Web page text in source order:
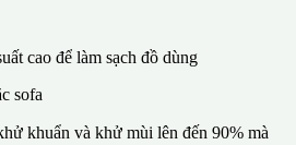
cao để làm sạch đồ dùng
sofa
khuẩn và khử mùi lên đến 90% mà